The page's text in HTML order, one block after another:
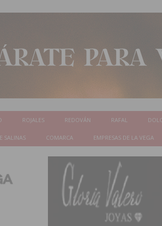
ROJALES REDOVÁN RAFAL
SALINAS COMARCA EMPRESAS DE LA VEGA